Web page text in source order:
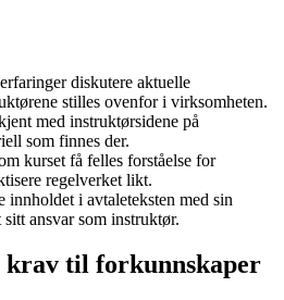
diskutere aktuelle
stilles ovenfor i virksomheten.
med instruktørsidene på
som finnes der.
kurset få felles forståelse for
regelverket likt.
innholdet i avtaleteksten med sin
ansvar som instruktør.
krav til forkunnskaper